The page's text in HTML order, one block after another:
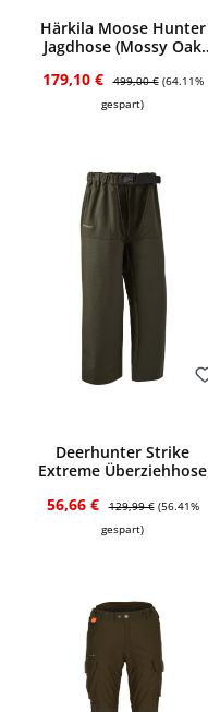
Härkila Moose Hunter
Jagdhose (Mossy Oak
Verkaufspreis:
179,10 € Regulärer Preis:
499,00 € (64.11%
gespart)
Deerhunter Strike
Extreme Überziehhose
Verkaufspreis:
56,66 € 129,99 € (56.41%
gespart)